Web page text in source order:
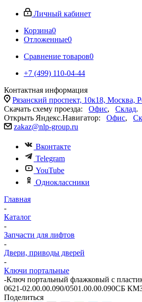
Личный кабинет
Корзина0
Отложенные0
Сравнение товаров0
+7 (499) 110-04-44
Контактная информация
Рязанский проспект, 10к18, Москва,
Скачать схему проезда: Офис, Склад.
Открыть Яндекс.Навигатор: Офис,
zakaz@nlp-group.ru
Вконтакте
Telegram
YouTube
Одноклассники
Главная
-
Каталог
-
Запчасти для лифтов
-
Двери, приводы дверей
-
Ключи портальные
-Ключ портальный флажковый с
0621-02.00.00.090/0501.00.00.090СБ
Поделиться